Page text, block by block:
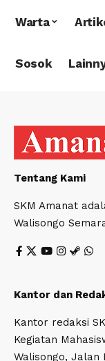
Warta
Sosok
Tentang Kami
SKM Amanat
Walisongo
Kantor dan
Kantor redaksi
Kegiatan
Walisongo, Jalan